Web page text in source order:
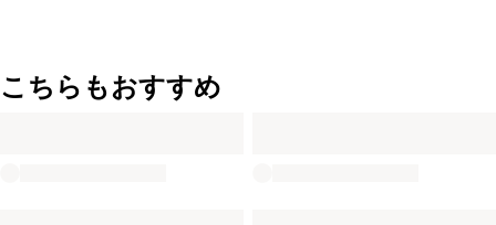
こちらもおすすめ